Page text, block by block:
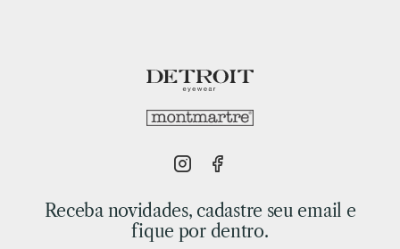
Receba novidades, cadastre seu email e
fique por dentro.